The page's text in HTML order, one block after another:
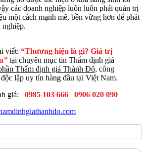
các doanh nghiệp luôn luôn phải quản trị
một cách mạnh mẽ, bền vững hơn để phát
nghiệp.
viết: “Thương hiệu là gì? Giá trị
” tại chuyên mục tin Thẩm định giá
Thẩm định giá Thành Đô, công
lập uy tín hàng đầu tại Việt Nam.
giá:
0985 103 666
0906 020 090